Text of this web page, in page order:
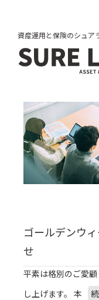
資産運用と保険のシュア
ゴールデンウ
せ
平素は格別のご愛
し上げます。 本